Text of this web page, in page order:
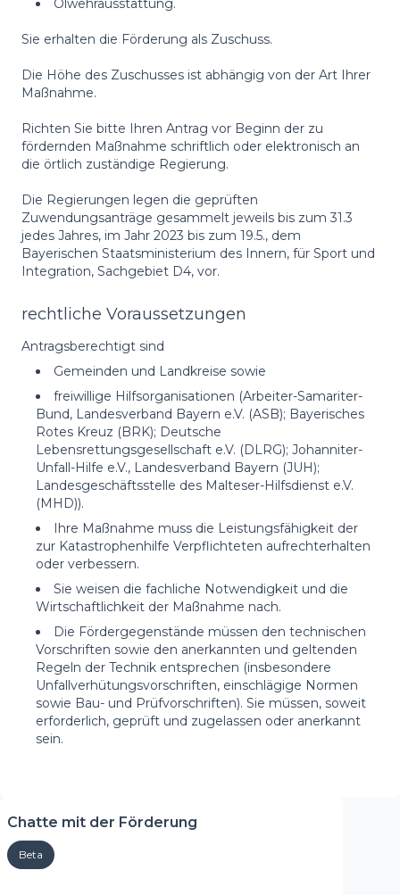
Ölwehrausstattung.
Sie erhalten die Förderung als Zuschuss.
Die Höhe des Zuschusses ist abhängig von der Art Ihrer
Maßnahme.
Richten Sie bitte Ihren Antrag vor Beginn der zu
fördernden Maßnahme schriftlich oder elektronisch an
die örtlich zuständige Regierung.
Die Regierungen legen die geprüften
Zuwendungsanträge gesammelt jeweils bis zum 31.3
jedes Jahres, im Jahr 2023 bis zum 19.5., dem
Bayerischen Staatsministerium des Innern, für Sport und
Integration, Sachgebiet D4, vor.
rechtliche Voraussetzungen
Antragsberechtigt sind
Gemeinden und Landkreise sowie
freiwillige Hilfsorganisationen (Arbeiter-Samariter-
Bund, Landesverband Bayern e.V. (ASB); Bayerisches
Rotes Kreuz (BRK); Deutsche
Lebensrettungsgesellschaft e.V. (DLRG); Johanniter-
Unfall-Hilfe e.V., Landesverband Bayern (JUH);
Landesgeschäftsstelle des Malteser-Hilfsdienst e.V.
(MHD)).
Ihre Maßnahme muss die Leistungsfähigkeit der
zur Katastrophenhilfe Verpflichteten aufrechterhalten
oder verbessern.
Sie weisen die fachliche Notwendigkeit und die
Wirtschaftlichkeit der Maßnahme nach.
Die Fördergegenstände müssen den technischen
Vorschriften sowie den anerkannten und geltenden
Regeln der Technik entsprechen (insbesondere
Unfallverhütungsvorschriften, einschlägige Normen
sowie Bau- und Prüfvorschriften). Sie müssen, soweit
erforderlich, geprüft und zugelassen oder anerkannt
sein.
Chatte mit der Förderung
Beta